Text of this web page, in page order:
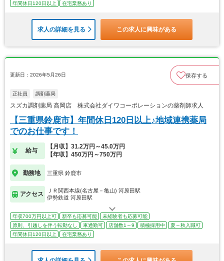
年間休日120日以上
在宅業務あり
求人の詳細を見る この求人に興味がある
更新日：2026年5月26日 保存する
正社員 調剤薬局
スズカ調剤薬局 高岡店 株式会社ダイワコーポレーションの薬剤師求人
【三重県鈴鹿市】年間休日120日以上♪地域連携薬局
でのお仕事です！
給与
【月収】31.2万円～45.0万円
【年収】450万円～750万円
勤務地 三重県 鈴鹿市
アクセス
ＪＲ関西本線(名古屋－亀山) 河原田駅
伊勢鉄道 河原田駅
年収700万円以上可 新卒も応募可能
未経験者も応募可能
原則、引越しを伴う転勤なし
車通勤可 店舗数1～9 積極採用中
夏～秋入職可
年間休日120日以上
在宅業務あり